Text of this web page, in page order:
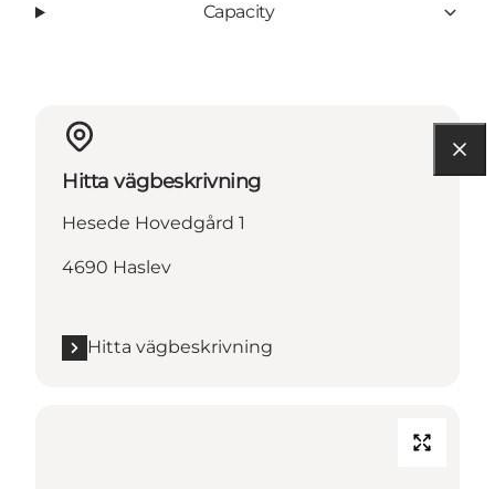
Capacity
Hitta vägbeskrivning
Hesede Hovedgård 1
4690 Haslev
Hitta vägbeskrivning